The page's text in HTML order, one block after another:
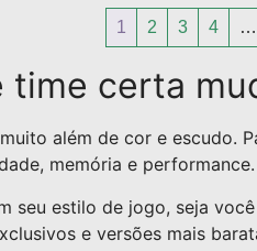
1 2 3 4 …
time certa
além de cor e escudo.
memória e performance.
seu estilo de jogo, seja
e versões mais